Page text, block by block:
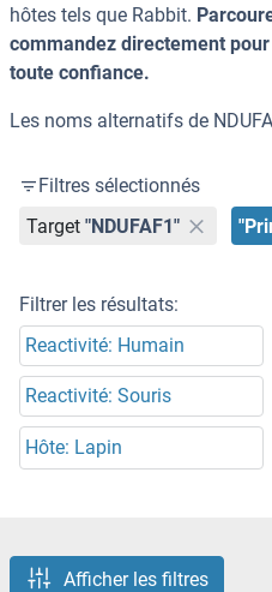
hôtes tels que Rabbit.
commandez directement
toute confiance.
Les noms alternatifs de
Filtres sélectionnés
Target "NDUFAF1"
Filtrer les résultats:
Reactivité: Humain
Reactivité: Souris
Hôte: Lapin
Afficher les filtres